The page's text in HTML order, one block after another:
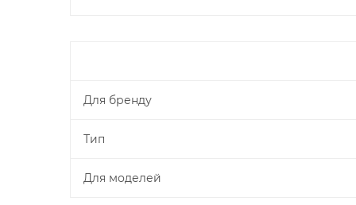
Для бренду
Тип
Для моделей